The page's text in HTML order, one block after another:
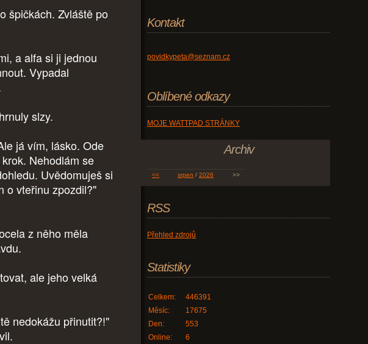
špičkách. Zvláště po
a alfa si ji jednou
Vypadal
slzy.
já vím, lásko. Ode
Nehodlám se
Uvědomuješ si
o vteřinu zpozdil?"
z něho měla
ale jeho velká
nedokážu přinutit?!"
Kontakt
povidkypeta@seznam.cz
Oblíbené odkazy
MOJE WATTPAD STRÁNKY
Archiv
<< srpen / 2026 >>
RSS
Přehled zdrojů
Statistiky
Online: 6
Celkem:
446391
Měsíc:
17675
Den:
553